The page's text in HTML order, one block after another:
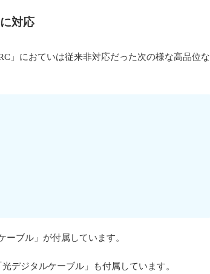
対応
」におていは従来非対応だった次の様な高品位な
ブル」が付属しています。
デジタルケーブル」も付属しています。